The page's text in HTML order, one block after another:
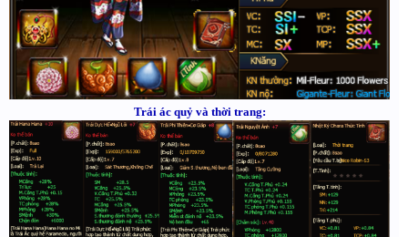
Trái ác quỷ và thời trang: